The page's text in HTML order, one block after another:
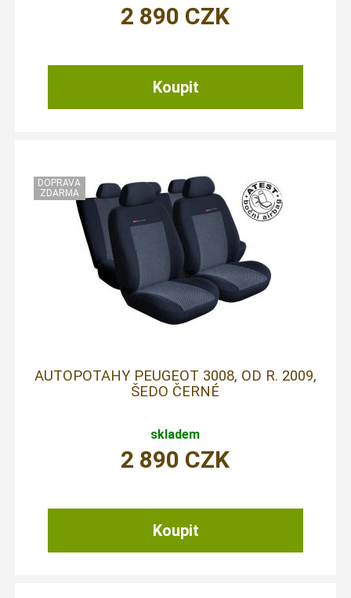
2 890 CZK
AUTOPOTAHY PEUGEOT 3008, OD R. 2009,
ŠEDO ČERNÉ
skladem
2 890 CZK